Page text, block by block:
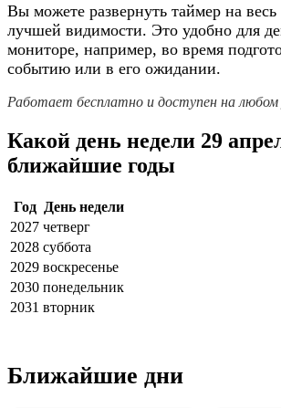
Вы можете развернуть таймер на весь
лучшей видимости. Это удобно для
мониторе, например, во время
событию или в его ожидании.
Работает бесплатно и доступен на
Какой день недели 29
ближайшие годы
Год
День недели
2027 четверг
2028 суббота
2029 воскресенье
2030 понедельник
2031 вторник
Ближайшие дни